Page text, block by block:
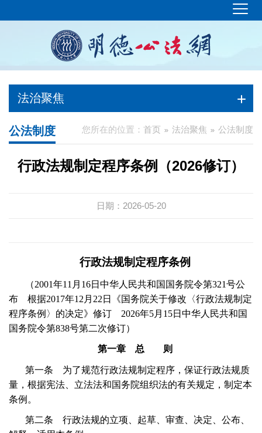
法治聚焦
您所在的位置： 首页 法治聚焦 公法制度
公法制度
行政法规制定程序条例（2026修订）
日期：2026-05-20
行政法规制定程序条例
（2001年11 月 16日中华人民共和国国务院令第321号公
布 根据2017年12 月 22 日《国务院关于修改〈行政法规制定
程序条例〉的决定》修订 2026年5月 15日中华人民共和国
国务院令第838号第二次修订）
第一章 总 则
第一条 为了规范行政法规制定程序，保证行政法规质
量，根据宪法、立法法和国务院组织法的有关规定，制定本
条例。
第二条 行政法规的立项、起草、审查、决定、公布、